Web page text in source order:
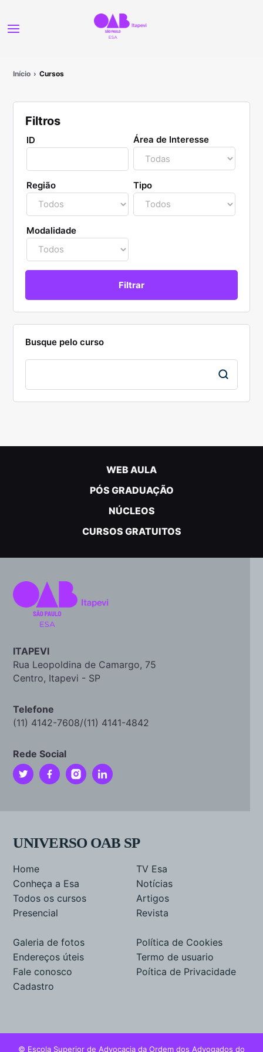
Início Cursos
Filtros
ID Área de Interesse
Região Tipo
Modalidade
Busque pelo curso
WEB AULA
PÓS GRADUAÇÃO
NÚCLEOS
CURSOS GRATUITOS
ITAPEVI
Rua Leopoldina de Camargo, 75
Centro, Itapevi - SP
Telefone
(11) 4142-7608/(11) 4141-4842
Rede Social
UNIVERSO OAB SP
Home
Conheça a Esa
Todos os cursos
Presencial
TV Esa
Notícias
Artigos
Revista
Galeria de fotos
Endereços úteis
Fale conosco
Cadastro
Política de Cookies
Termo de usuario
Poítica de Privacidade
© Escola Superior de Advocacia da Ordem dos Advogados do